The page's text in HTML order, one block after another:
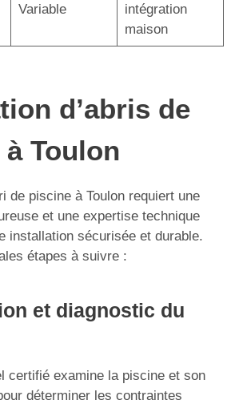
Variable
intégration
maison
d’abris de
Toulon
de piscine à Toulon requiert une
et une expertise technique
installation sécurisée et durable.
étapes à suivre :
et diagnostic du
certifié examine la piscine et son
déterminer les contraintes